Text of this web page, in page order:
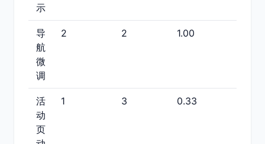
示
导
航
微
调
2 2 1.00
活
动
页
1 3 0.33